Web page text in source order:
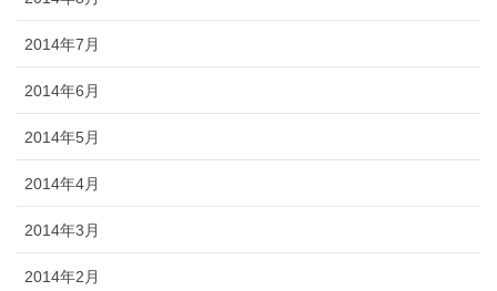
2014年7月
2014年6月
2014年5月
2014年4月
2014年3月
2014年2月